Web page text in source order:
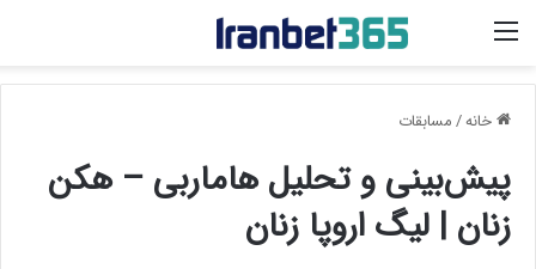
منو
خانه/مسابقات
پیش‌بینی و تحلیل هاماربی – هکن
زنان | لیگ اروپا زنان